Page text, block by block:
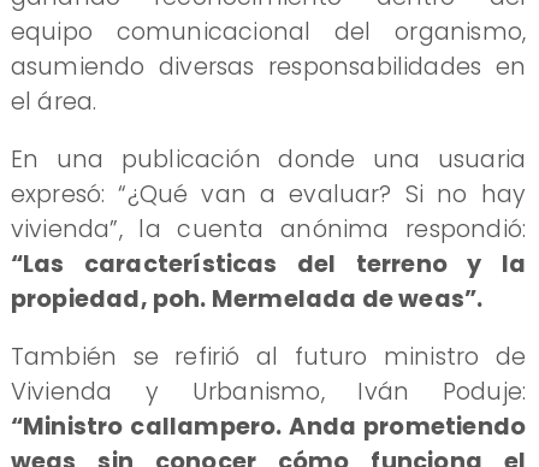
equipo comunicacional del organismo,
asumiendo diversas responsabilidades en
el área.
En una publicación donde una usuaria
expresó: “¿Qué van a evaluar? Si no hay
vivienda”, la cuenta anónima respondió:
“Las características del terreno y la
propiedad, poh. Mermelada de weas”.
También se refirió al futuro ministro de
Vivienda y Urbanismo, Iván Poduje:
“Ministro callampero. Anda prometiendo